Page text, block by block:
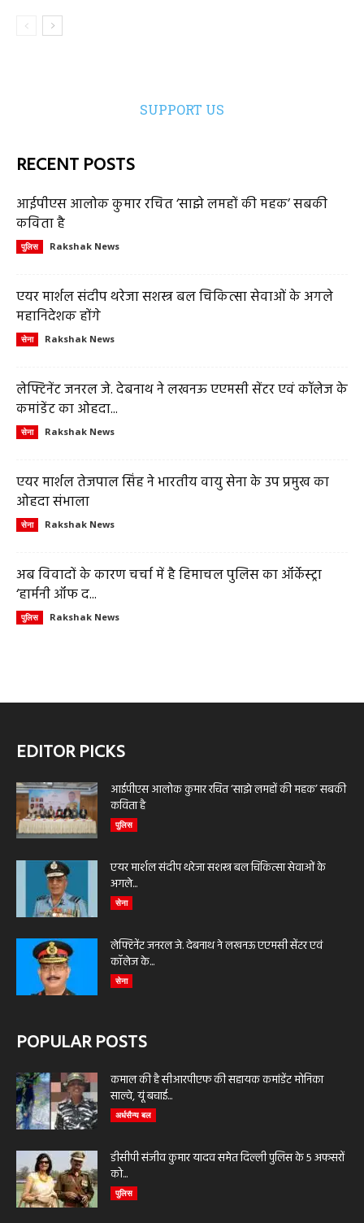
SUPPORT US
RECENT POSTS
आईपीएस आलोक कुमार रचित ‘साझे लमहों की महक’ सबकी
कविता है
पुलिस Rakshak News
एयर मार्शल संदीप थरेजा सशस्त्र बल चिकित्सा सेवाओं के अगले
महानिदेशक होंगे
सेना Rakshak News
लेफ्टिनेंट जनरल जे. देबनाथ ने लखनऊ एएमसी सेंटर एवं कॉलेज के
कमांडेंट का ओहदा...
सेना Rakshak News
एयर मार्शल तेजपाल सिंह ने भारतीय वायु सेना के उप प्रमुख का
ओहदा संभाला
सेना Rakshak News
अब विवादों के कारण चर्चा में है हिमाचल पुलिस का ऑर्केस्ट्रा
‘हार्मनी ऑफ द...
पुलिस Rakshak News
EDITOR PICKS
आईपीएस आलोक कुमार रचित ‘साझे लमहों की महक’ सबकी
कविता है
पुलिस
एयर मार्शल संदीप थरेजा सशस्त्र बल चिकित्सा सेवाओं के
अगले...
सेना
लेफ्टिनेंट जनरल जे. देबनाथ ने लखनऊ एएमसी सेंटर एवं
कॉलेज के...
सेना
POPULAR POSTS
कमाल की है सीआरपीएफ की सहायक कमांडेंट मोनिका
साल्वे, यूं बचाई...
अर्धसैन्य बल
डीसीपी संजीव कुमार यादव समेत दिल्ली पुलिस के 5 अफसरों
को...
पुलिस